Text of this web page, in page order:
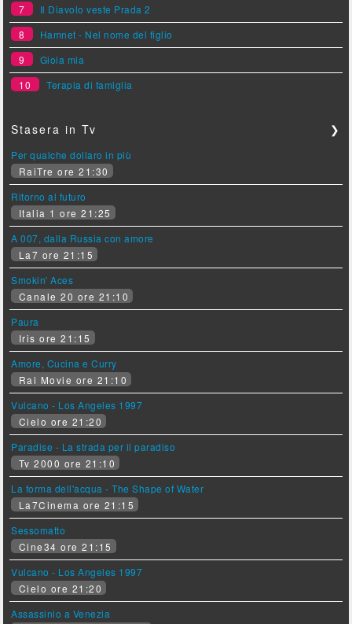
7
Il Diavolo veste Prada 2
8
Hamnet - Nel nome del figlio
9
Gioia mia
10
Terapia di famiglia
Stasera in Tv ❯
Per qualche dollaro in più
RaiTre ore 21:30
Ritorno al futuro
Italia 1 ore 21:25
A 007, dalla Russia con amore
La7 ore 21:15
Smokin' Aces
Canale 20 ore 21:10
Paura
Iris ore 21:15
Amore, Cucina e Curry
Rai Movie ore 21:10
Vulcano - Los Angeles 1997
Cielo ore 21:20
Paradise - La strada per il paradiso
Tv 2000 ore 21:10
La forma dell'acqua - The Shape of Water
La7Cinema ore 21:15
Sessomatto
Cine34 ore 21:15
Vulcano - Los Angeles 1997
Cielo ore 21:20
Assassinio a Venezia